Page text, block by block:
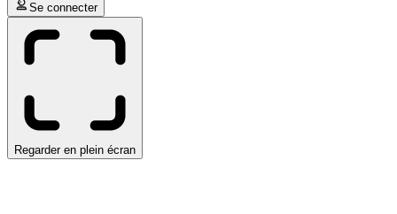
Se connecter
Regarder en plein écran